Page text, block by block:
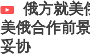
俄方就美
美俄合作前
妥协